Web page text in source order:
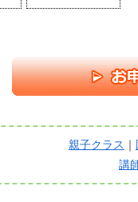
親子クラス ｜
講